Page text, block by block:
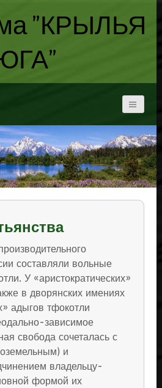
"КРЫЛЬЯ
составляли вольные
У «аристократических»
в дворянских имениях
адыгов тфокотли
зависимое
свобода сочеталась с
и
владельцу-
формой их